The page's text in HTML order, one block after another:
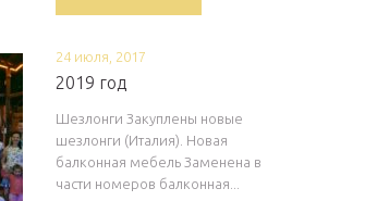
24 июля, 2017
2019 год
Шезлонги Закуплены новые
шезлонги (Италия). Новая
балконная мебель Заменена в
части номеров балконная...